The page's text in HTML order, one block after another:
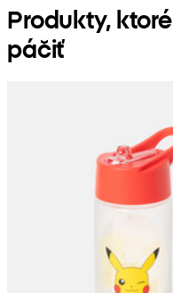
Produkty,
páčiť